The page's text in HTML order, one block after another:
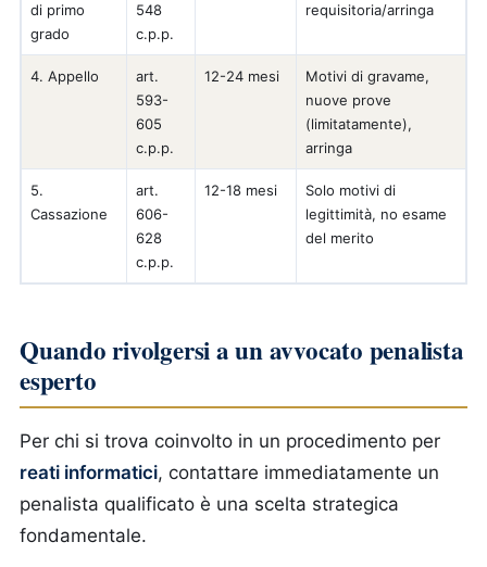
di primo
grado
548
c.p.p.
requisitoria/arringa
4. Appello
art.
593-
605
c.p.p.
12-24 mesi
Motivi di gravame,
nuove prove
(limitatamente),
arringa
5.
Cassazione
art.
606-
628
c.p.p.
12-18 mesi
Solo motivi di
legittimità, no esame
del merito
Quando rivolgersi a un avvocato penalista
esperto
Per chi si trova coinvolto in un procedimento per
reati informatici, contattare immediatamente un
penalista qualificato è una scelta strategica
fondamentale.